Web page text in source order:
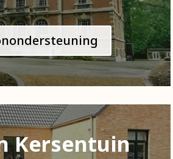
Kersentuin